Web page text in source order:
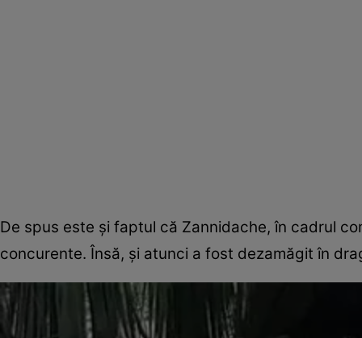
De spus este și faptul că Zannidache, în cadrul
concurente. Însă, și atunci a fost dezamăgit în